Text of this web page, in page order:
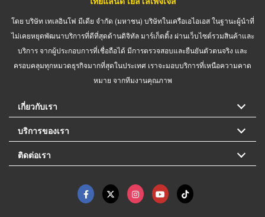
โดย บริษัท เทเลอินโฟ มีเดีย จำกัด (มหาชน) บริษัทในเครือเอไอเอส ในฐานะผู้นำที่
ไม่เคยหยุดพัฒนาบริการที่ดีที่สุดด้านดิจิทัล มาร์เก็ตติ้ง ผ่านเว็บไซต์รวมสินค้าและ
บริการ จากผู้ประกอบการที่เชื่อถือได้ มีการตรวจสอบและยืนยันตัวตนจริง และ
ครอบคลุมทุกหมวดธุรกิจมากที่สุดในประเทศ เราจะมอบบริการที่เหนือความคาด
หมาย จากทีมงานคุณภาพ
เกี่ยวกับเรา
บริการของเรา
ติดต่อเรา